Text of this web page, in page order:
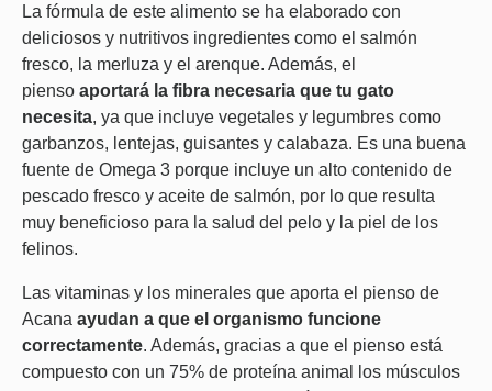
La fórmula de este alimento se ha elaborado con
deliciosos y nutritivos ingredientes como el salmón
fresco, la merluza y el arenque. Además, el
pienso aportará la fibra necesaria que tu gato
necesita, ya que incluye vegetales y legumbres como
garbanzos, lentejas, guisantes y calabaza. Es una buena
fuente de Omega 3 porque incluye un alto contenido de
pescado fresco y aceite de salmón, por lo que resulta
muy beneficioso para la salud del pelo y la piel de los
felinos.
Las vitaminas y los minerales que aporta el pienso de
Acana ayudan a que el organismo funcione
correctamente. Además, gracias a que el pienso está
compuesto con un 75% de proteína animal los músculos